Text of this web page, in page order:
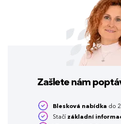
Zašlete nám
Blesková nabídka do
Stačí základní